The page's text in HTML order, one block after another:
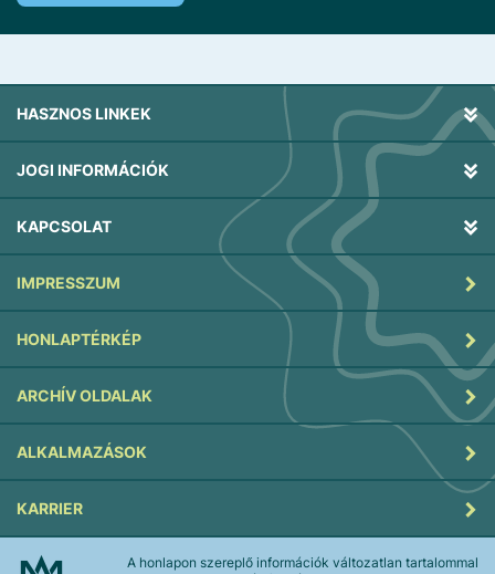
HASZNOS LINKEK
JOGI INFORMÁCIÓK
KAPCSOLAT
IMPRESSZUM
HONLAPTÉRKÉP
ARCHÍV OLDALAK
ALKALMAZÁSOK
KARRIER
A honlapon szereplő információk változatlan tartalommal